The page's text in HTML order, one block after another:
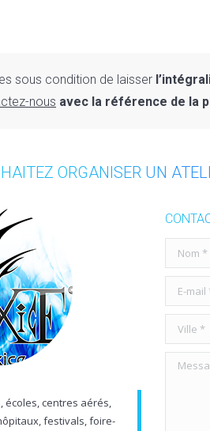
sous condition de laisser
nous avec la référence de la
ORGANISER UN
écoles, centres aérés,
festivals, foire-
Nom *
E-mail *
Ville *